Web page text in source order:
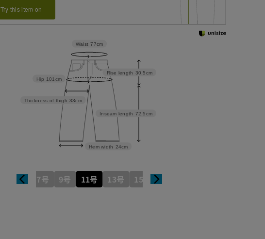
Try this item on
Inseam length 72.5cm
Rise length 30.5cm
Hem width 24cm
Thickness of thigh 33cm
Hip 101cm
Waist 77cm
7号 9号 11号 13号 15号